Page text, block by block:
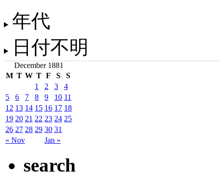
年代
日付不明
December 1881
M T W T F S S
« Nov Jan »
1 2 3
4
5
6 7 8 9 10 11
12 13 14 15 16 17 18
19 20 21 22 23 24 25
26 27 28 29 30 31
search